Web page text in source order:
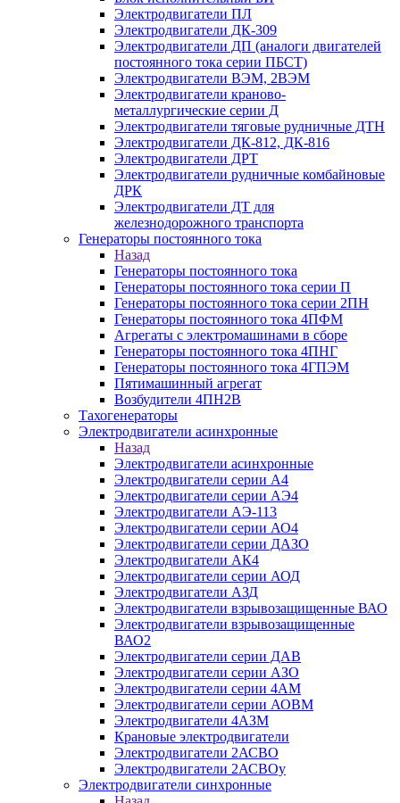
Электродвигатели ПЛ
Электродвигатели ДК-309
Электродвигатели ДП (аналоги двигателей
постоянного тока серии ПБСТ)
Электродвигатели ВЭМ, 2ВЭМ
Электродвигатели краново-
металлургические серии Д
Электродвигатели тяговые рудничные ДТН
Электродвигатели ДК-812, ДК-816
Электродвигатели ДРТ
Электродвигатели рудничные комбайновые
ДРК
Электродвигатели ДТ для
железнодорожного транспорта
Генераторы постоянного тока
Назад
Генераторы постоянного тока
Генераторы постоянного тока серии П
Генераторы постоянного тока серии 2ПН
Генераторы постоянного тока 4ПФМ
Агрегаты с электромашинами в сборе
Генераторы постоянного тока 4ПНГ
Генераторы постоянного тока 4ГПЭМ
Пятимашинный агрегат
Возбудители 4ПН2В
Тахогенераторы
Электродвигатели асинхронные
Назад
Электродвигатели асинхронные
Электродвигатели серии А4
Электродвигатели серии АЭ4
Электродвигатели АЭ-113
Электродвигатели серии АО4
Электродвигатели серии ДАЗО
Электродвигатели АК4
Электродвигатели серии АОД
Электродвигатели АЗД
Электродвигатели взрывозащищенные ВАО
Электродвигатели взрывозащищенные
ВАО2
Электродвигатели серии ДАВ
Электродвигатели серии АЗО
Электродвигатели серии 4АМ
Электродвигатели серии АОВМ
Электродвигатели 4АЗМ
Крановые электродвигатели
Электродвигатели 2АСВО
Электродвигатели 2АСВОу
Электродвигатели синхронные